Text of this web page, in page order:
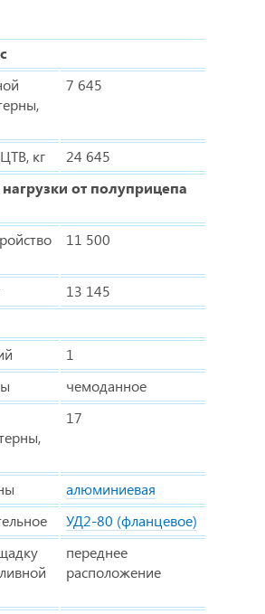
7 645
кг
24 645
от полуприцепа
11 500
13 145
1
чемоданное
17
алюминиевая
УД2-80 (фланцевое)
переднее
расположение